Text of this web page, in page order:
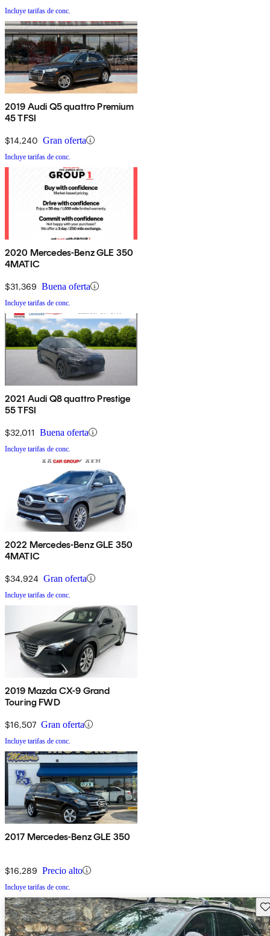
Incluye tarifas de conc.
2019 Audi Q5 quattro Premium
45 TFSI
$14,240 Gran oferta
Incluye tarifas de conc.
2020 Mercedes-Benz GLE 350
4MATIC
$31,369 Buena oferta
Incluye tarifas de conc.
2021 Audi Q8 quattro Prestige
55 TFSI
$32,011 Buena oferta
Incluye tarifas de conc.
2022 Mercedes-Benz GLE 350
4MATIC
$34,924 Gran oferta
Incluye tarifas de conc.
2019 Mazda CX-9 Grand
Touring FWD
$16,507 Gran oferta
Incluye tarifas de conc.
2017 Mercedes-Benz GLE 350
$16,289 Precio alto
Incluye tarifas de conc.